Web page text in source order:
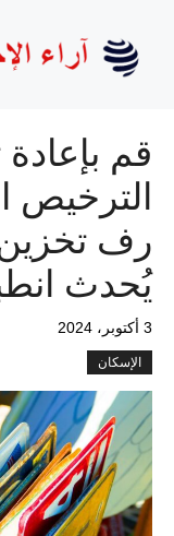
المحتوى
قم
الترخيص
رف
يُحدث
3 أكتوبر، 2024
الإسكان